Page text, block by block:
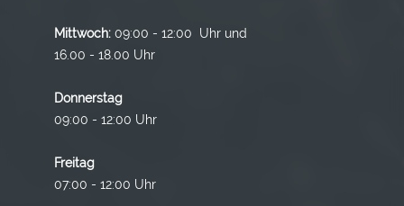
Mittwoch: 09:00 - 12:00 Uhr und
16.00 - 18.00 Uhr
Donnerstag
09:00 - 12:00 Uhr
Freitag
07:00 - 12:00 Uhr